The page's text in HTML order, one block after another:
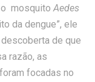
o mosquito Aedes
da dengue”, ele
de que
razão, as
focadas no